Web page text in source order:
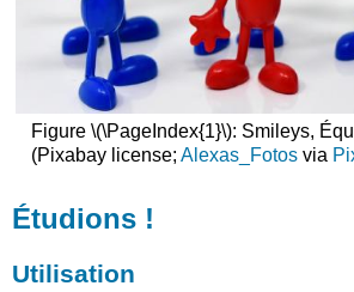
:
subjonctif
(conjugaison)
Exercice
2
:
subjonctif
Exercice
subjonctif
Figure \(\PageIndex{1}\): Smileys,
(Pixabay license; Alexas_Fotosvia
Étudions !
Utilisation